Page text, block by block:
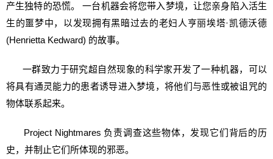
产生独特的恐慌。 一台机器会将您带入梦境，让您亲身陷入活生
生的噩梦中，以发现拥有黑暗过去的老妇人亨丽埃塔·凯德沃德
(Henrietta Kedward) 的故事。
一群致力于研究超自然现象的科学家开发了一种机器，可以
将具有通灵能力的患者诱导进入梦境，将他们与恶性或被诅咒的
物体联系起来。
Project Nightmares 负责调查这些物体，发现它们背后的历
史，并制止它们所体现的邪恶。